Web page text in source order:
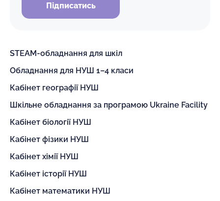
Підписатись
STEAM-обладнання для шкіл
Обладнання для НУШ 1–4 класи
Кабінет географії НУШ
Шкільне обладнання за програмою Ukraine Facility
Кабінет біології НУШ
Кабінет фізики НУШ
Кабінет хімії НУШ
Кабінет історії НУШ
Кабінет математики НУШ